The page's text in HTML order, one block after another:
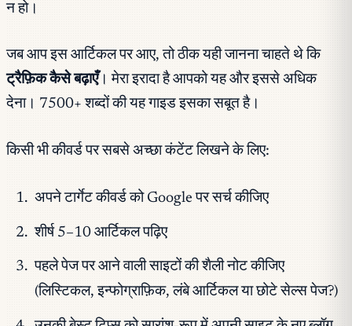
न हो।
जब आप इस आर्टिकल पर आए, तो ठीक यही जानना चाहते थे कि
ट्रैफ़िक कैसे बढ़ाएँ। मेरा इरादा है आपको यह और इससे अधिक
देना। 7500+ शब्दों की यह गाइड इसका सबूत है।
किसी भी कीवर्ड पर सबसे अच्छा कंटेंट लिखने के लिए:
अपने टार्गेट कीवर्ड को Google पर सर्च कीजिए
शीर्ष 5–10 आर्टिकल पढ़िए
पहले पेज पर आने वाली साइटों की शैली नोट कीजिए
(लिस्टिकल, इन्फोग्राफ़िक, लंबे आर्टिकल या छोटे सेल्स पेज?)